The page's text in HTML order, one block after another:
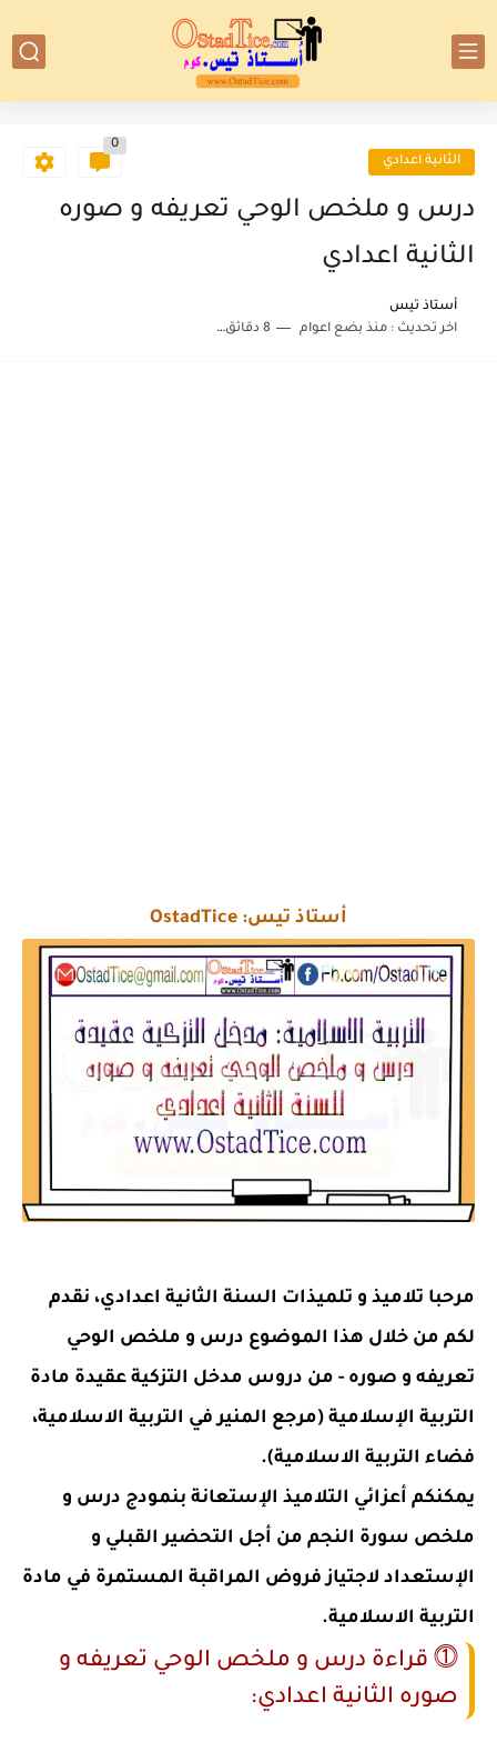
الثانية اعدادي
0
درس و ملخص الوحي تعريفه و صوره
الثانية اعدادي
أستاذ تيس
اخر تحديث :منذ بضع اعوام 8 دقائق للقراءة
أستاذ تيس: OstadTice
مرحبا تلاميذ و تلميذات السنة الثانية اعدادي، نقدم
لكم من خلال هذا الموضوع درس و ملخص الوحي
تعريفه و صوره - من دروس مدخل التزكية عقيدة مادة
التربية الإسلامية (مرجع المنير في التربية الاسلامية،
فضاء التربية الاسلامية).
يمكنكم أعزائي التلاميذ الإستعانة بنمودج درس و
ملخص سورة النجم من أجل التحضير القبلي و
الإستعداد لاجتياز فروض المراقبة المستمرة في مادة
التربية الاسلامية.
⓵ قراءة درس و ملخص الوحي تعريفه و
صوره الثانية اعدادي: